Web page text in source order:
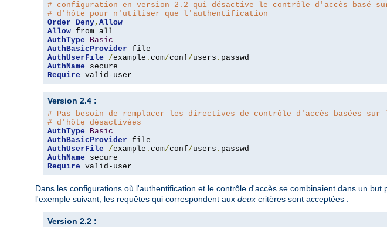
# configuration en version 2.2 qui désactive le contrôle d'accès basé
# d'hôte pour n'utiliser que l'authentification
Order Deny, Allow
Allow
AuthType
Basic
AuthBasicProvider
AuthUserFile
/example . com/conf/users .
AuthName
Require valid-user
Version 2.4 :
# Pas besoin de remplacer les directives de contrôle d'accès basées sur
# d'hôte désactivées
AuthType
Basic
AuthBasicProvider
AuthUserFile
/example . com/conf/users .
AuthName
Require valid-user
Dans les configurations où l'authentification et le contrôle d'accès se combinaient dans un
l'exemple suivant, les requêtes qui correspondent aux deux critères sont acceptées :
Version 2.2 :